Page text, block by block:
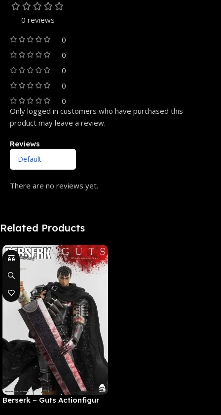
0 reviews
0
0
0
0
0
Reviews
There are no reviews yet.
Only logged in customers who have purchased this
product may leave a review.
Related Products
Berserk – Guts Actionfigur